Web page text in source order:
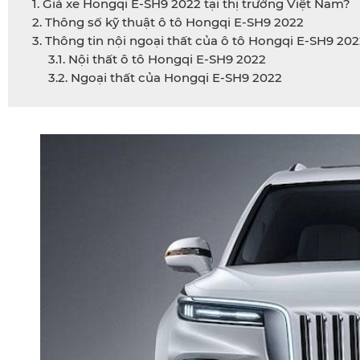
1. Giá xe Hongqi E-SH9 2022 tại thị trường Việt Nam?
2. Thông số kỹ thuật ô tô Hongqi E-SH9 2022
3. Thông tin nội ngoại thất của ô tô Hongqi E-SH9
3.1. Nội thất ô tô Hongqi E-SH9 2022
3.2. Ngoại thất của Hongqi E-SH9 2022